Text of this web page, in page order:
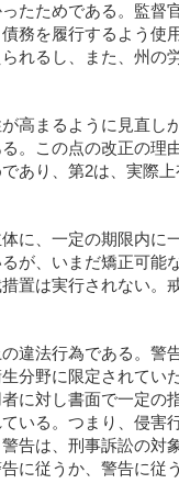
たためである。監督
務を履行するよう使
れるし、また、州の
高まるように見直し
。この点の改正の理
あり、第2は、実際
に、一定の期限内に
が、いまだ矯正可能
置は実行されない。
違法行為である。警
分野に限定されてい
に対し書面で一定の
いる。つまり、侵害
告は、刑事訴訟の対
に従うか、警告に従